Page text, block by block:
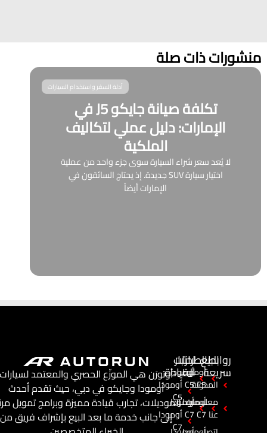
منشورات ذات صلة
أدلة السفر واستخدام السيارات
تكلفة صيانة جايكو J5 في
الإمارات: دليل عملي لتكاليف
الملكية
لا يُعد سعر شراء السيارة سوى جزء واحد من عملية
اختيار سيارة SUV جديدة. إذ يحتاج السائقون في
الإمارات أيضاً
أوتورَن هي الموزّع الحصري والمعتمد
أومودا وجايكو في دبي، حيث تقدم أحدث
الموديلات، تجارب قيادة مميزة وبرامج تمويل
إلى جانب خدمة ما بعد البيع بإشراف فريق من
روابط
سريعة
المدونة
معلومات
عنا
البيع
أومودا
C5
أومودا
C7
الطرازات
أومودا
C5
أومودا
C7
اختبار
القيادة
أومودا
C5
أومودا
C7